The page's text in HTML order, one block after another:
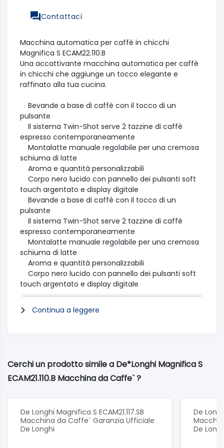
Contattaci
Macchina automatica per caffè in chicchi
Magnifica S ECAM22.110.B
Una accattivante macchina automatica per caffè
in chicchi che aggiunge un tocco elegante e
raffinato alla tua cucina.
Bevande a base di caffè con il tocco di un
pulsante
Il sistema Twin-Shot serve 2 tazzine di caffè
espresso contemporaneamente
Montalatte manuale regolabile per una cremosa
schiuma di latte
Aroma e quantità personalizzabili
Corpo nero lucido con pannello dei pulsanti soft
touch argentato e display digitale
Bevande a base di caffè con il tocco di un
pulsante
Il sistema Twin-Shot serve 2 tazzine di caffè
espresso contemporaneamente
Montalatte manuale regolabile per una cremosa
schiuma di latte
Aroma e quantità personalizzabili
Corpo nero lucido con pannello dei pulsanti soft
touch argentato e display digitale
Dimensioni (lxpxa) (mm) 230x430x340
Peso (kg) 9
Classe energetica Better than A
Altezza max tazza (mm) 142
Tensione/Frequenza nominale (V~Hz) 220-240 V /
50-60 Hz
Colore Nero
Continua a leggere
Cerchi un prodotto simile a De*Longhi Magnifica S
ECAM21.110.B Macchina da Caffe` ?
De Longhi Magnifica S ECAM21.117.SB
Macchina da Caffe` Garanzia Ufficiale
De Longhi
De
De